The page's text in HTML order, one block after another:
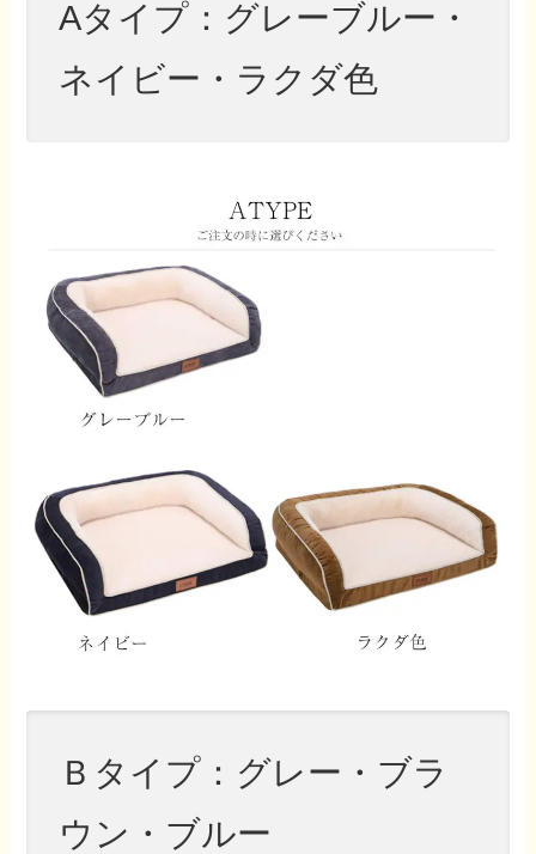
Aタイプ：グレーブルー・
ネイビー・ラクダ色
Ｂタイプ：グレー・ブラ
ウン・ブルー